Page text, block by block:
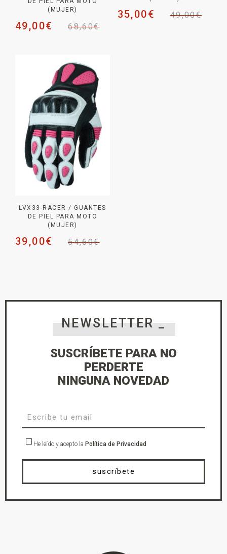
(MUJER)
68,60€
49,00€
49,00€
35,00€
LVX33-RACER / GUANTES
DE PIEL PARA MOTO
(MUJER)
54,60€
39,00€
NEWSLETTER _
SUSCRÍBETE PARA NO
PERDERTE
NINGUNA NOVEDAD
He leído y acepto la Política de Privacidad
suscríbete